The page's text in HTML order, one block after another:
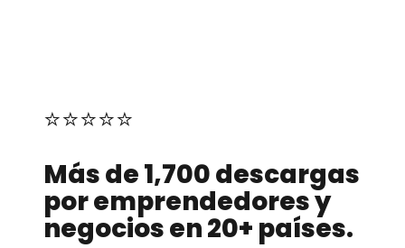
⭐⭐⭐⭐⭐
Más de 1,700 descargas
por emprendedores y
negocios en 20+ países.